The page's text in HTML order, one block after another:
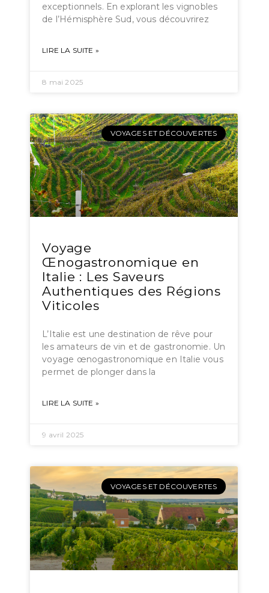
exceptionnels. En explorant les vignobles
de l’Hémisphère Sud, vous découvrirez
LIRE LA SUITE »
8 mai 2025
VOYAGES ET DÉCOUVERTES
Voyage
Œnogastronomique en
Italie : Les Saveurs
Authentiques des Régions
Viticoles
L’Italie est une destination de rêve pour
les amateurs de vin et de gastronomie. Un
voyage œnogastronomique en Italie vous
permet de plonger dans la
LIRE LA SUITE »
9 avril 2025
VOYAGES ET DÉCOUVERTES